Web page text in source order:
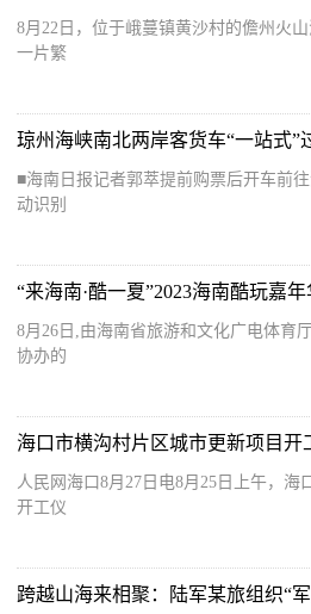
8月22日，位于峨蔓镇黄沙村的儋州火
一片繁
琼州海峡南北两岸客货车“一站式”
■海南日报记者郭萃提前购票后开车前
动识别
8月26日,由海南省旅游和文化广电体育
协办的
海口市横沟村片区城市更新项目开
人民网海口8月27日电8月25日上午，海
开工仪
跨越山海来相聚：陆军某旅组织“